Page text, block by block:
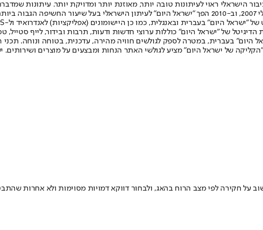
הישראלי ראוי לעיתונות טובה יותר, מאוזנת יותר ומדויקת יותר. עיתונות
תשלום. המהדורה המודפסת הראשונה פורסמה ב-30 ביולי 2007, וב-2010 הפך "ישראל היום" לעיתון
הדיגיטל של "ישראל היום" כוללות ערוצי חדשות ודעות, תרבות ובידור, לייף סטייל,
"ישראל היום" בעברית, במטרה לספק לגולשים חוויה מהירה, עדכנית, בטוחה ונוחה.
של ישראל היום" מציע לגולשי האתר הנחות ומבצעים על מוצרים
על חקירה לפי מצב הרוח בהאג, ולבחור דווקא דמויות מסוימות ולא אחרות